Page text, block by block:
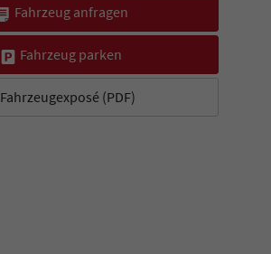
Fahrzeug anfragen
Fahrzeug parken
Fahrzeugexposé (PDF)